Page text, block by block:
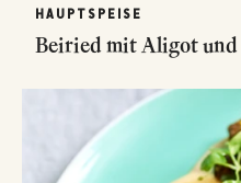
HAUPTSPEISE
Beiried mit Aligot und